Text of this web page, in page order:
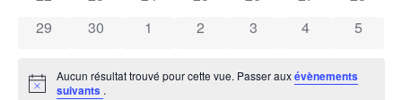
vues
29
30 1 2 3 4 5
Notice
Aucun résultat trouvé pour cette vue. Passer auxévènements
suivants .